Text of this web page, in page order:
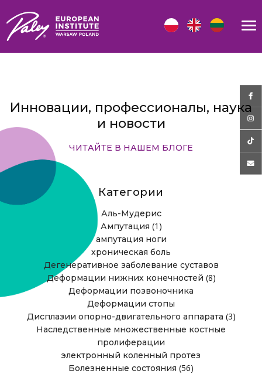
Инновации, профессионалы, наука
и новости
ЧИТАЙТЕ В НАШЕМ БЛОГЕ
Категории
Аль-Мудерис
Ампутация (1)
ампутация ноги
хроническая боль
Дегенеративное заболевание суставов
Деформации нижних конечностей (8)
Деформации позвоночника
Деформации стопы
Дисплазии опорно-двигательного аппарата (3)
Наследственные множественные костные
пролиферации
электронный коленный протез
Болезненные состояния (56)